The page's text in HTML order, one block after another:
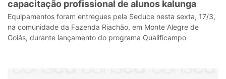
capacitação profissional de alunos kalunga
Equipamentos foram entregues pela Seduce nesta sexta, 17/3,
na comunidade da Fazenda Riachão, em Monte Alegre de
Goiás, durante lançamento do programa Qualificampo